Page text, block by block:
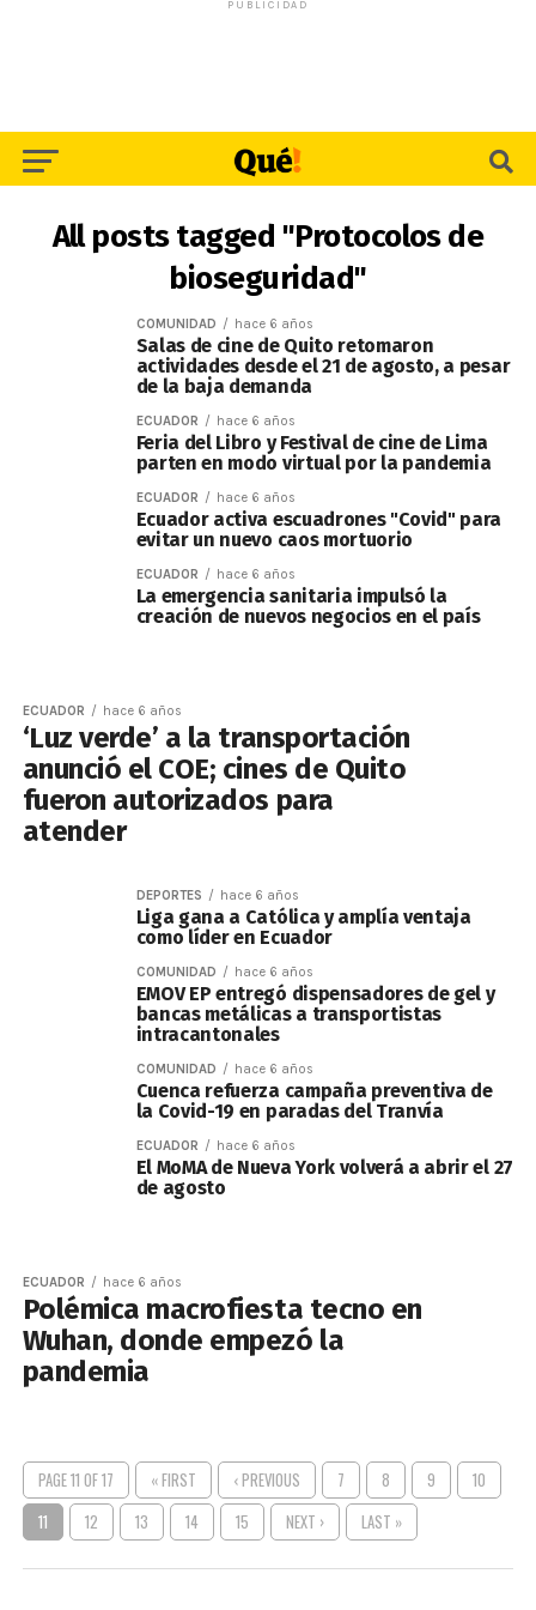
PUBLICIDAD
All posts tagged "Protocolos de
bioseguridad"
COMUNIDAD hace 6 años
Salas de cine de Quito retomaron
actividades desde el 21 de agosto, a pesar
de la baja demanda
ECUADOR hace 6 años
Feria del Libro y Festival de cine de Lima
parten en modo virtual por la pandemia
ECUADOR hace 6 años
Ecuador activa escuadrones "Covid" para
evitar un nuevo caos mortuorio
ECUADOR hace 6 años
La emergencia sanitaria impulsó la
creación de nuevos negocios en el país
ECUADOR hace 6 años
‘Luz verde’ a la transportación
anunció el COE; cines de Quito
fueron autorizados para
atender
DEPORTES hace 6 años
Liga gana a Católica y amplía ventaja
como líder en Ecuador
COMUNIDAD hace 6 años
EMOV EP entregó dispensadores de gel y
bancas metálicas a transportistas
intracantonales
COMUNIDAD hace 6 años
Cuenca refuerza campaña preventiva de
la Covid-19 en paradas del Tranvía
ECUADOR hace 6 años
El MoMA de Nueva York volverá a abrir el 27
de agosto
ECUADOR hace 6 años
Polémica macrofiesta tecno en
Wuhan, donde empezó la
pandemia
PAGE 11 OF 17 « FIRST ‹ PREVIOUS 7 8 9
10
11
12 13 14 15 NEXT › LAST »